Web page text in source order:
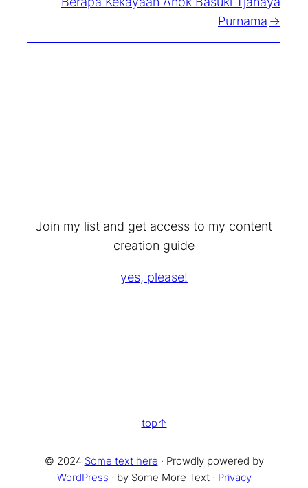
Purnama
Join my list and get access to my content
creation guide
yes, please!
© 2024 Some text here · Prowdly powered by
WordPress · by Some More Text · Privacy
top